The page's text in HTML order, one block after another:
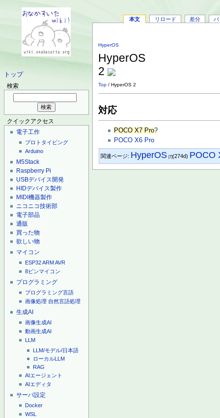
トップ
検索
クイックアクセス
電子工作
プロトタイピング
Arduino
M5Stack
Raspberry Pi
USBデバイス開発
HIDデバイス製作
MIDI機器製作
ニコニコ技術部
電子部品
通販
買った物
欲しい物
マイコン
ESP32ARMAVR
8ピンマイコン
プログラミング
プログラミング言語
画像処理 自然言語処理
生成AI
画像生成AI
動画生成AI
LLM
LLM/モデル/日本語
ローカルLLM
RAG
AIエージェント
AIエディタ
サーバ設定
Docker
WSL
本文 リロード 差分 バ
HyperOS
HyperOS
2
Top / HyperOS 2
対応
POCO X7 Pro?
POCO X6 Pro
関連ページ: HyperOS [7](274d) POCO